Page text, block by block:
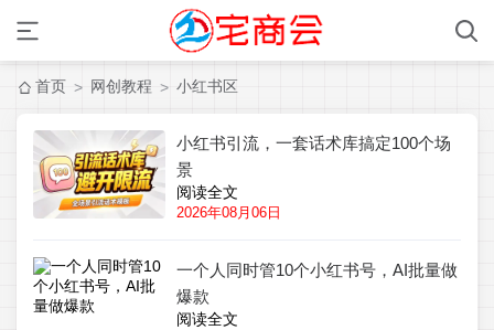
首页 > 网创教程 > 小红书区
小红书引流，一套话术库搞定100个场
景
阅读全文
2026年08月06日
一个人同时管10个小红书号，AI批量做
爆款
阅读全文